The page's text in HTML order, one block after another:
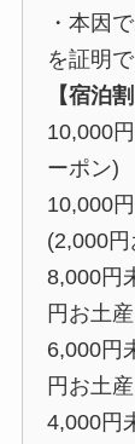
・本因
を証明
【宿泊
10,000
ーポン)
10,000
(2,000
8,000円
円お土
6,000円
円お土
4,000円